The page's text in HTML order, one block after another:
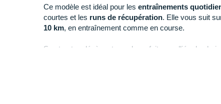
Ce modèle est idéal pour les entraînements
courtes et les runs de récupération. Elle vous suit
10 km, en entraînement comme en course.
Sa structure légère et souple en fait une alliée de choix